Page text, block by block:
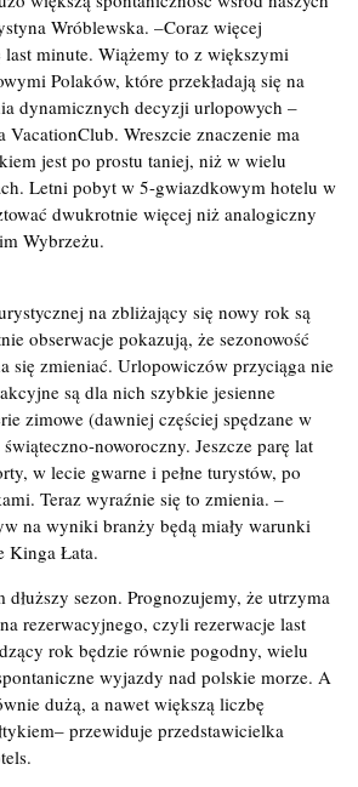
Wróblewska. –Coraz więcej
minute. Wiążemy to z większymi
Polaków, które przekładają się na
dynamicznych decyzji urlopowych –
Wreszcie znaczenie ma
jest po prostu taniej, niż w wielu
Letni pobyt w 5-gwiazdkowym hotelu w
dwukrotnie więcej niż analogiczny
Wybrzeżu.
na zbliżający się nowy rok są
obserwacje pokazują, że sezonowość
się zmieniać. Urlopowiczów przyciąga nie
są dla nich szybkie jesienne
zimowe (dawniej częściej spędzane w
noworoczny. Jeszcze parę lat
w lecie gwarne i pełne turystów, po
Teraz wyraźnie się to zmienia. –
na wyniki branży będą miały warunki
Kinga Łata.
sezon. Prognozujemy, że utrzyma
rezerwacyjnego, czyli rezerwacje last
rok będzie równie pogodny, wielu
wyjazdy nad polskie morze. A
dużą, a nawet większą liczbę
przewiduje przedstawicielka